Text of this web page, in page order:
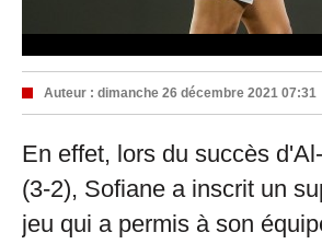
Auteur : dimanche 26 décembre 2021 07:31
En effet, lors du succès
(3-2), Sofiane a inscrit un
jeu qui a permis à son